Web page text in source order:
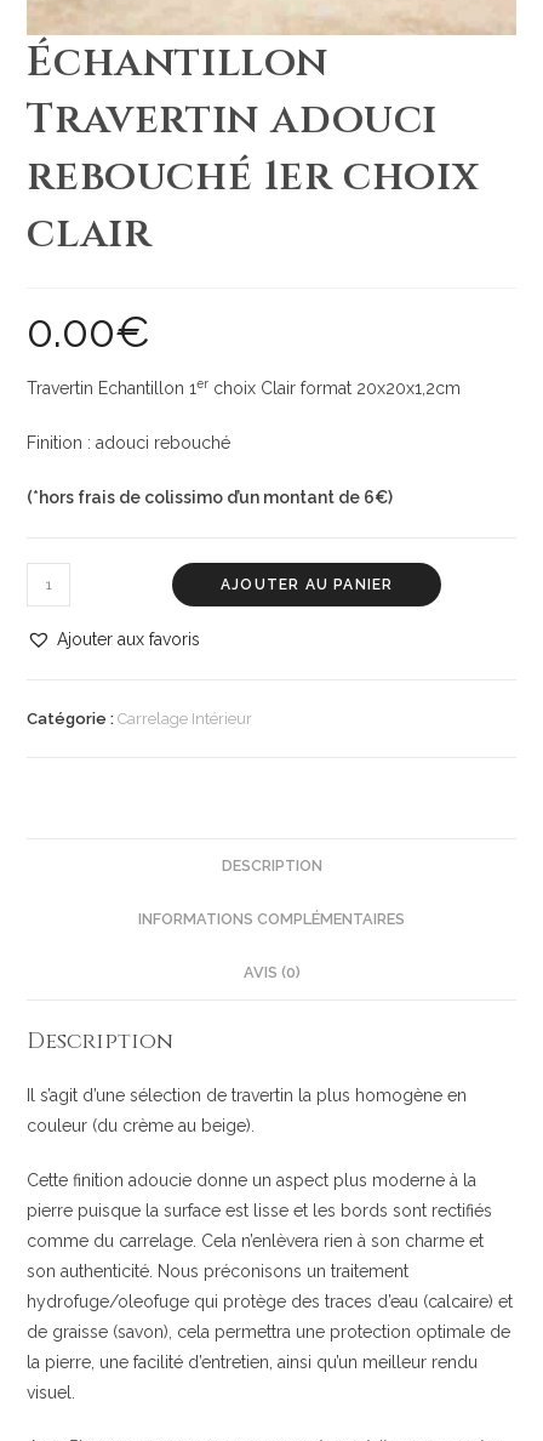
Échantillon
Travertin adouci
rebouché 1er choix
clair
0.00€
Travertin Echantillon 1er choix Clair format 20x20x1,2cm
Finition : adouci rebouché
(*hors frais de colissimo d’un montant de 6€)
AJOUTER AU PANIER
Ajouter aux favoris
Catégorie :Carrelage Intérieur
DESCRIPTION
INFORMATIONS COMPLÉMENTAIRES
AVIS (0)
Description
Il s’agit d’une sélection de travertin la plus homogène en
couleur (du crème au beige).
Cette finition adoucie donne un aspect plus moderne à la
pierre puisque la surface est lisse et les bords sont rectifiés
comme du carrelage. Cela n’enlèvera rien à son charme et
son authenticité. Nous préconisons un traitement
hydrofuge/oleofuge qui protège des traces d’eau (calcaire) et
de graisse (savon), cela permettra une protection optimale de
la pierre, une facilité d’entretien, ainsi qu’un meilleur rendu
visuel.